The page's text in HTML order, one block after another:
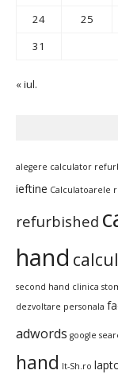
24
25
31
« iul.
alegere calculator
ieftine Calculatoarele
refurbished
hand
second hand clinica
dezvoltare personala
adwords google
hand It-Sh.ro